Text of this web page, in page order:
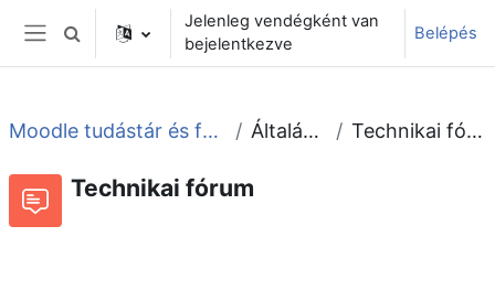
Tovább a fő tartalomhoz
Oldalpanel
Keresési bemeneti adatok váltása
Jelenleg vendégként van
bejelentkezve
Belépés
Moodle tudástár és fórum Általános Technikai fórum
Technikai fórum